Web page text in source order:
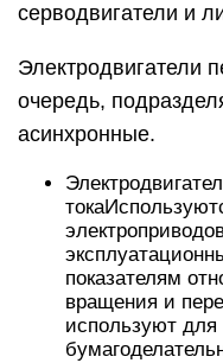
серводвигатели и
Электродвигатели
очередь,
асинхронные.
показателям
вращения и
используют для